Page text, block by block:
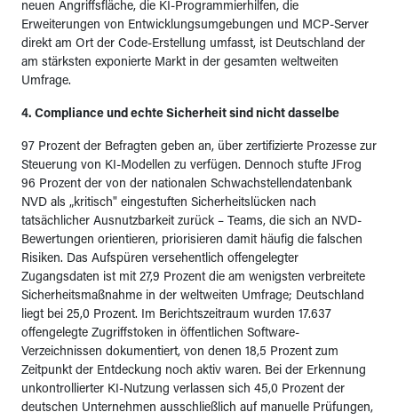
neuen Angriffsfläche, die KI-Programmierhilfen, die
Erweiterungen von Entwicklungsumgebungen und MCP-Server
direkt am Ort der Code-Erstellung umfasst, ist Deutschland der
am stärksten exponierte Markt in der gesamten weltweiten
Umfrage.
4. Compliance und echte Sicherheit sind nicht dasselbe
97 Prozent der Befragten geben an, über zertifizierte Prozesse zur
Steuerung von KI-Modellen zu verfügen. Dennoch stufte JFrog
96 Prozent der von der nationalen Schwachstellendatenbank
NVD als „kritisch" eingestuften Sicherheitslücken nach
tatsächlicher Ausnutzbarkeit zurück – Teams, die sich an NVD-
Bewertungen orientieren, priorisieren damit häufig die falschen
Risiken. Das Aufspüren versehentlich offengelegter
Zugangsdaten ist mit 27,9 Prozent die am wenigsten verbreitete
Sicherheitsmaßnahme in der weltweiten Umfrage; Deutschland
liegt bei 25,0 Prozent. Im Berichtszeitraum wurden 17.637
offengelegte Zugriffstoken in öffentlichen Software-
Verzeichnissen dokumentiert, von denen 18,5 Prozent zum
Zeitpunkt der Entdeckung noch aktiv waren. Bei der Erkennung
unkontrollierter KI-Nutzung verlassen sich 45,0 Prozent der
deutschen Unternehmen ausschließlich auf manuelle Prüfungen,